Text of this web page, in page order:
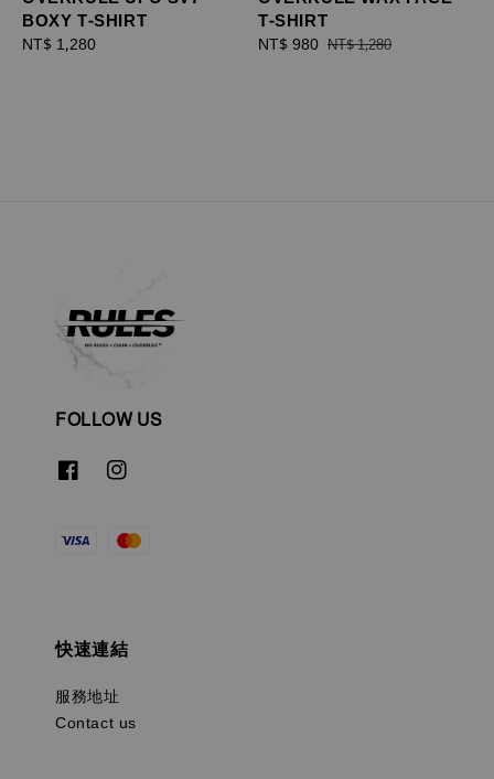
BOXY T-SHIRT
Regular
NT$ 1,280
T-SHIRT
Sale
NT$ 980 Regular
NT$ 1,280
FOLLOW US
快速連結
服務地址
Contact us